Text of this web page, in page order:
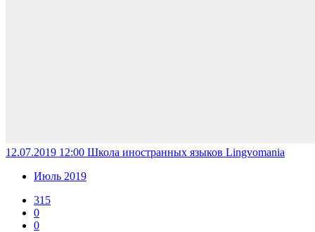
12.07.2019 12:00 Школа иностранных языков Lingvomania
Июль 2019
315
0
0